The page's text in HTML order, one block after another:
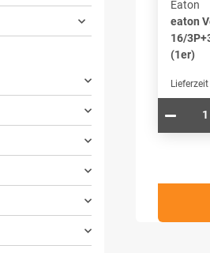
Eaton
eaton
16/
(1er)
Lieferzeit